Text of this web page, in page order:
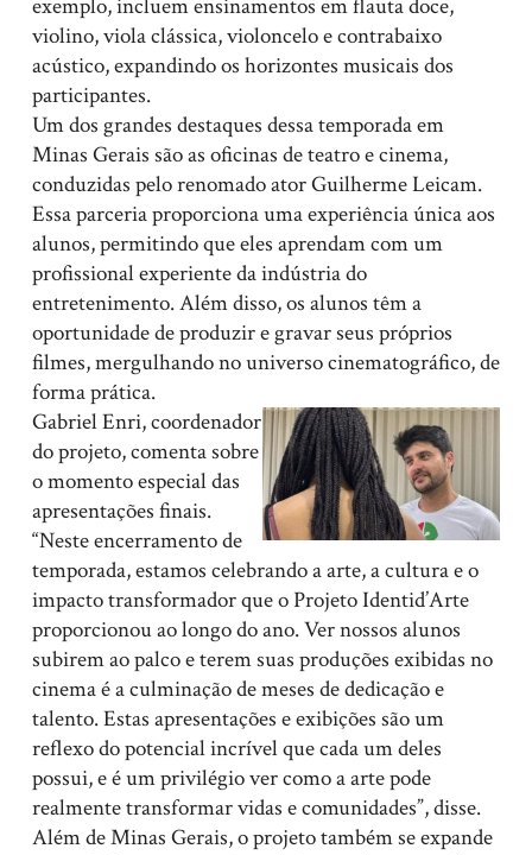
exemplo, incluem ensinamentos em flauta doce,
violino, viola clássica, violoncelo e contrabaixo
acústico, expandindo os horizontes musicais dos
participantes.
Um dos grandes destaques dessa temporada em
Minas Gerais são as oficinas de teatro e cinema,
conduzidas pelo renomado ator Guilherme Leicam.
Essa parceria proporciona uma experiência única aos
alunos, permitindo que eles aprendam com um
profissional experiente da indústria do
entretenimento. Além disso, os alunos têm a
oportunidade de produzir e gravar seus próprios
filmes, mergulhando no universo cinematográfico, de
forma prática.
Gabriel Enri, coordenador
do projeto, comenta sobre
o momento especial das
apresentações finais.
“Neste encerramento de
temporada, estamos celebrando a arte, a cultura e o
impacto transformador que o Projeto Identid’Arte
proporcionou ao longo do ano. Ver nossos alunos
subirem ao palco e terem suas produções exibidas no
cinema é a culminação de meses de dedicação e
talento. Estas apresentações e exibições são um
reflexo do potencial incrível que cada um deles
possui, e é um privilégio ver como a arte pode
realmente transformar vidas e comunidades”, disse.
Além de Minas Gerais, o projeto também se expande